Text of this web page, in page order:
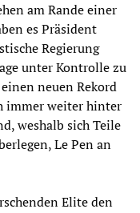
am Rande einer
es Präsident
Regierung
unter Kontrolle zu
neuen Rekord
immer weiter hinter
weshalb sich Teile
Le Pen an
Elite den